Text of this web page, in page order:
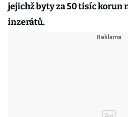
jejichž byty za 50 tisíc korun
inzerátů.